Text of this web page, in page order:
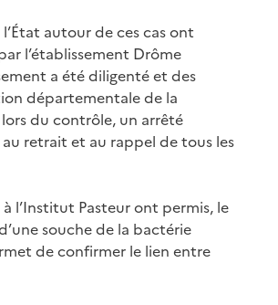
autour de ces cas ont
l’établissement Drôme
a été diligenté et des
départementale de la
du contrôle, un arrêté
retrait et au rappel de tous les
l’Institut Pasteur ont permis, le
souche de la bactérie
de confirmer le lien entre